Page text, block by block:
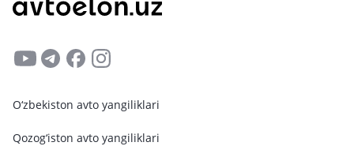
O‘zbekiston avto yangiliklari
Qozog‘iston avto yangiliklari